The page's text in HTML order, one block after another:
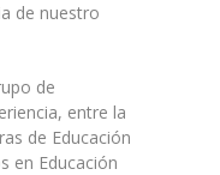
de nuestro
de
entre la
de Educación
en Educación